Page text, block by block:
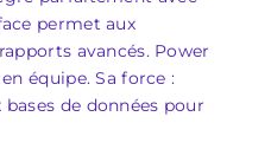
permet aux
avancés. Power
équipe. Sa force :
bases de données pour